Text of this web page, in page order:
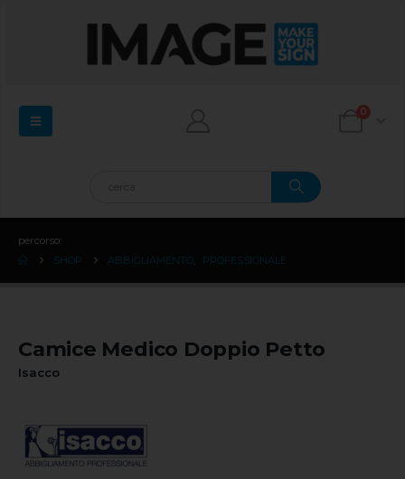
0
percorso:
SHOP
ABBIGLIAMENTO PROFESSIONALE
Camice Medico Doppio Petto
Isacco